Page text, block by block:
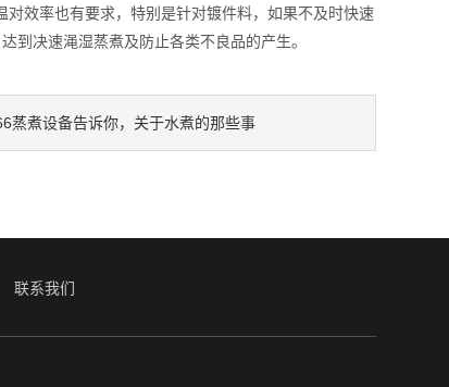
效率也有要求，特别是针对镀件料，如果不及时快速
到决速渑湿蒸煮及防止各类不良品的产生。
蒸煮设备告诉你，关于水煮的那些事
联系我们